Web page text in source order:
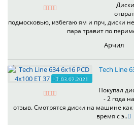
подмосковью, избегаю ям и прч, диски
пара травит по
Арчил
03.07.2021
Tech Line
Покупал
- 2 года
отзыв. Смотрятся диски на машине как
время с э..